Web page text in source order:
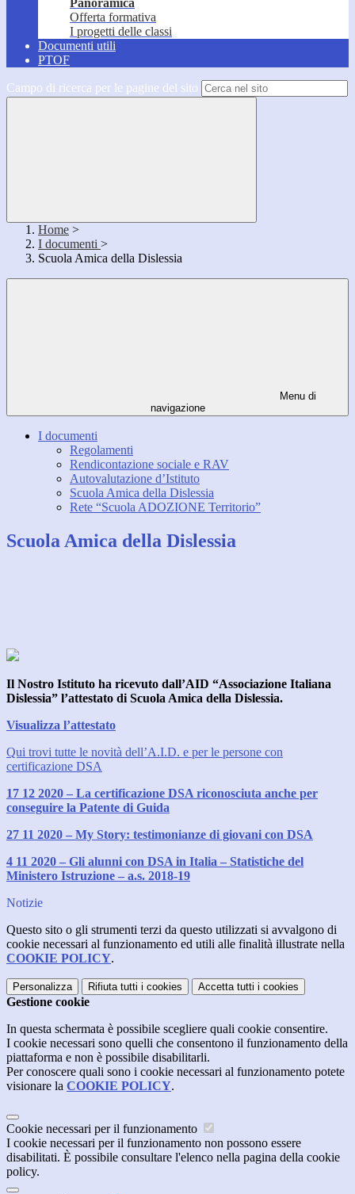
Panoramica
Offerta formativa
I progetti delle classi
Documenti utili
PTOF
Campo di ricerca per le pagine del sito
Home >
I documenti >
Scuola Amica della Dislessia
Menu di
navigazione
I documenti
Regolamenti
Rendicontazione sociale e RAV
Autovalutazione d’Istituto
Scuola Amica della Dislessia
Rete “Scuola ADOZIONE Territorio”
Scuola Amica della Dislessia
Il Nostro Istituto ha ricevuto dall’AID “Associazione Italiana
Dislessia” l’attestato di Scuola Amica della Dislessia.
Visualizza l’attestato
Qui trovi tutte le novità dell’A.I.D. e per le persone con
certificazione DSA
17 12 2020 – La certificazione DSA riconosciuta anche per
conseguire la Patente di Guida
27 11 2020 – My Story: testimonianze di giovani con DSA
4 11 2020 – Gli alunni con DSA in Italia – Statistiche del
Ministero Istruzione – a.s. 2018-19
Notizie
Questo sito o gli strumenti terzi da questo utilizzati si avvalgono di
cookie necessari al funzionamento ed utili alle finalità illustrate nella
COOKIE POLICY.
Personalizza Rifiuta tutti i cookies Accetta tutti i cookies
Gestione cookie
In questa schermata è possibile scegliere quali cookie consentire.
I cookie necessari sono quelli che consentono il funzionamento della
piattaforma e non è possibile disabilitarli.
Per conoscere quali sono i cookie necessari al funzionamento potete
visionare la COOKIE POLICY.
Cookie necessari per il funzionamento
I cookie necessari per il funzionamento non possono essere
disabilitati. È possibile consultare l'elenco nella pagina della cookie
policy.